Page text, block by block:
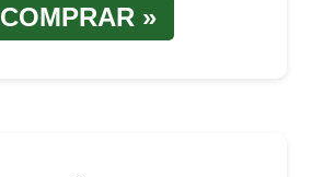
COMPRAR »